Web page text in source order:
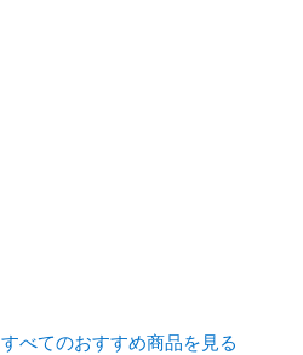
すべてのおすすめ商品を見る